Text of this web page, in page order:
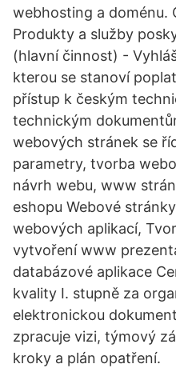
webhosting a doménu.
Produkty a služby
(hlavní činnost) -
kterou se stanoví
přístup k českým
technickým
webových stránek se
parametry, tvorba
návrh webu, www
eshopu Webové
webových aplikací,
vytvoření www
databázové aplikace
kvality I. stupně za
elektronickou
zpracuje vizi, týmový
kroky a plán opatření.